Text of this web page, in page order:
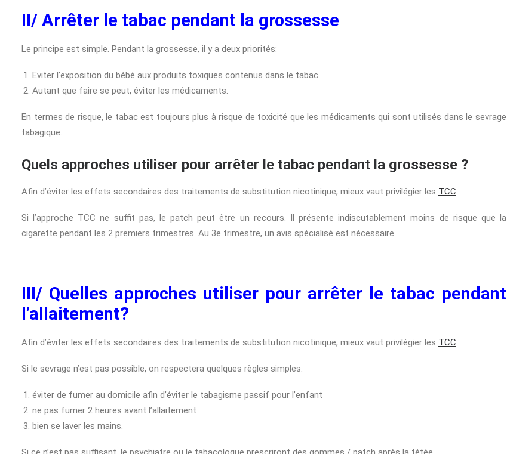
II/ Arrêter le tabac pendant la grossesse
Le principe est simple. Pendant la grossesse, il y a deux priorités:
Eviter l’exposition du bébé aux produits toxiques contenus dans le tabac
Autant que faire se peut, éviter les médicaments.
En termes de risque, le tabac est toujours plus à risque de toxicité que les médicaments qui sont utilisés dans le sevrage
tabagique.
Quels approches utiliser pour arrêter le tabac pendant la grossesse ?
Afin d’éviter les effets secondaires des traitements de substitution nicotinique, mieux vaut privilégier les TCC.
Si l’approche TCC ne suffit pas, le patch peut être un recours. Il présente indiscutablement moins de risque que la
cigarette pendant les 2 premiers trimestres. Au 3e trimestre, un avis spécialisé est nécessaire.
III/ Quelles approches utiliser pour arrêter le tabac pendant
l’allaitement?
Afin d’éviter les effets secondaires des traitements de substitution nicotinique, mieux vaut privilégier les TCC.
Si le sevrage n’est pas possible, on respectera quelques règles simples:
éviter de fumer au domicile afin d’éviter le tabagisme passif pour l’enfant
ne pas fumer 2 heures avant l’allaitement
bien se laver les mains.